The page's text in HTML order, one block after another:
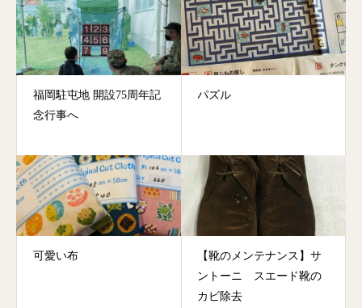
福岡駐屯地 開設75周年記
念行事へ
パズル
可愛い布
【靴のメンテナンス】サ
ントーニ スエード靴の
カビ除去